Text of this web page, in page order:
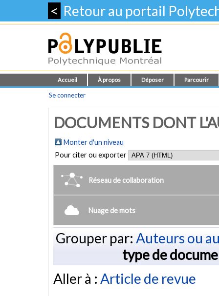
< Retour au portail
Accueil À propos Déposer Parcourir
Se connecter
DOCUMENTS DONT
Monter d'un niveau
Pour citer ou exporter
Réseau de collaboration
Nuage de mots
Grouper par: Auteurs ou
type de
Aller à : Article de revue